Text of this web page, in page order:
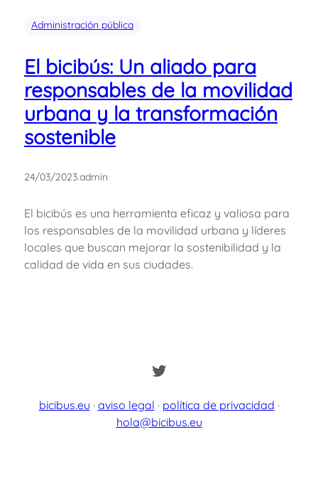
Administración pública
El bicibús: Un aliado para
responsables de la movilidad
urbana y la transformación
sostenible
24/03/2023.admin
El bicibús es una herramienta eficaz y valiosa para
los responsables de la movilidad urbana y líderes
locales que buscan mejorar la sostenibilidad y la
calidad de vida en sus ciudades.
Twitter
bicibus.eu · aviso legal · política de privacidad ·
hola@bicibus.eu